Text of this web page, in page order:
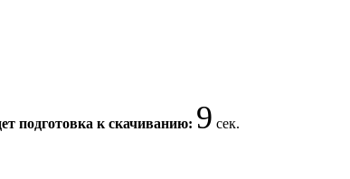
подготовка к скачиванию: 9 сек.